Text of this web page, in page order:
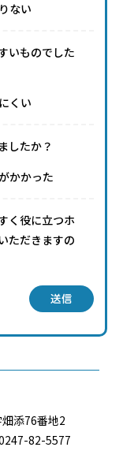
ない
いものでした
くい
したか？
かかった
く役に立つホ
ただきますの
送信
畑添76番地2
82-5577